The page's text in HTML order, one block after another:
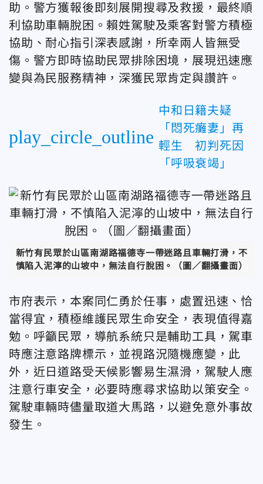
助。警方獲報後即刻展開搜尋及救援，最終順
利協助車輛脫困。賴姓駕駛及乘客對警方積極
協助、耐心指引深表感謝，所幸兩人皆無受
傷。警方即時協助民眾排除困境，展現迅速應
變與為民服務精神，深獲民眾肯定與讚許。
play_circle_outline
中和日籍夫疑
「悶死癱妻」再
輕生 初判死因
「呼吸衰竭」
新竹有民眾於山區南湖路福德寺一帶迷路且車輛打滑，不
慎陷入泥濘的山坡中，無法自行脫困。（圖／翻攝畫面）
市府表示，本案同仁勇於任事，處置迅速、恰
當得宜，積極維護民眾生命安全，表現值得嘉
勉。呼籲民眾，導航系統只是輔助工具，駕車
時應注意路牌標示，並視路況隨機應變，此
外，近日道路受天候影響易生濕滑，駕駛人應
注意行車安全，必要時應尋求協助以策安全。
駕駛車輛時儘量取道大馬路，以避免意外事故
發生。